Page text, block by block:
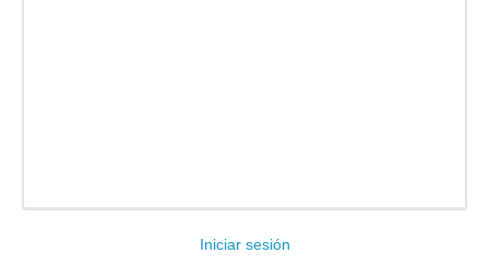
Iniciar sesión